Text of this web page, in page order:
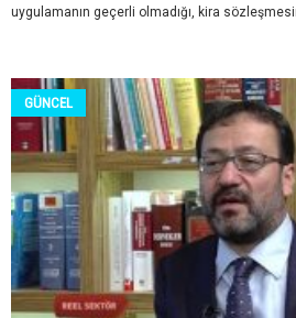
uygulamanın geçerli olmadığı, kira
GÜNCEL